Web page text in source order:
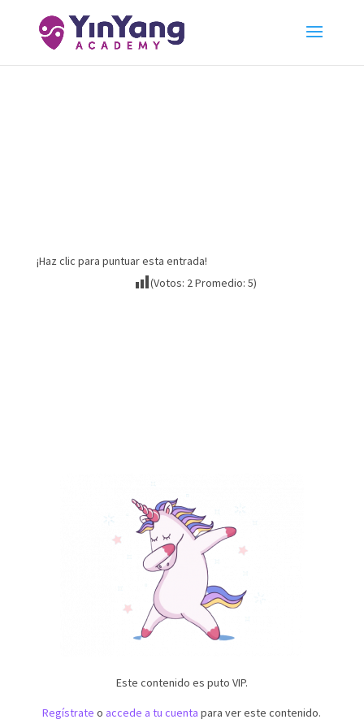
¡Haz clic para puntuar esta entrada!
(Votos: 2Promedio: 5)
Este contenido es puto VIP.
Regístrate o accede a tu cuenta para ver este contenido.